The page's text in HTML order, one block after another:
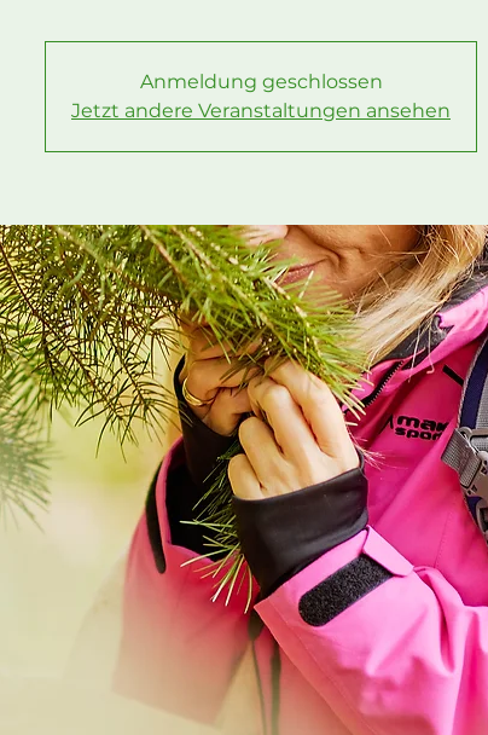
Anmeldung geschlossen
Jetzt andere Veranstaltungen ansehen